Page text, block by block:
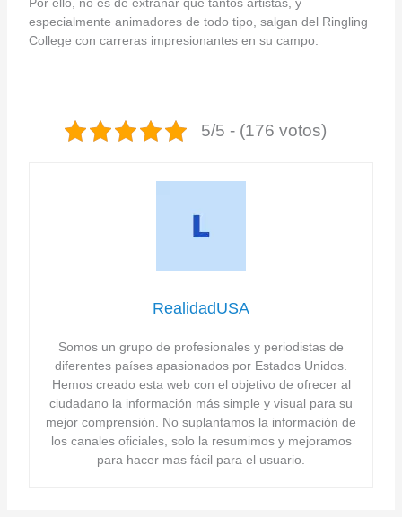
especialmente animadores de todo tipo, salgan del Ringling
College con carreras impresionantes en su campo.
5/5 - (176 votos)
RealidadUSA
Somos un grupo de profesionales y periodistas de
diferentes países apasionados por Estados Unidos.
Hemos creado esta web con el objetivo de ofrecer al
ciudadano la información más simple y visual para su
mejor comprensión. No suplantamos la información de
los canales oficiales, solo la resumimos y mejoramos
para hacer mas fácil para el usuario.